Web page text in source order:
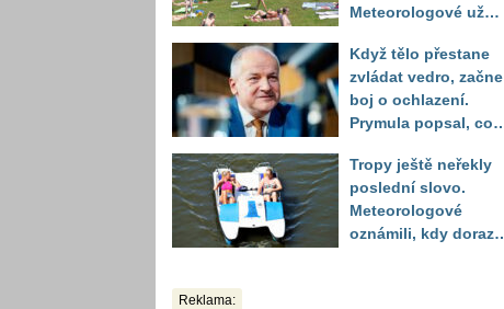
Meteorologové už
horka
Když tělo přestane
zvládat vedro, začne
boj o ochlazení.
Prymula popsal, co
kolapsem
Tropy ještě neřekly
poslední slovo.
Meteorologové
oznámili, kdy dorazí
Reklama: